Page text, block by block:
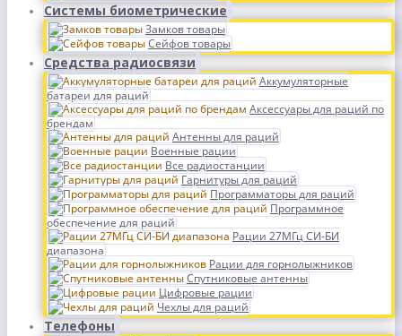
Системы биометрические
Замков товары
Сейфов товары
Средства радиосвязи
Аккумуляторные
батареи для раций
Аксессуары для раций по
брендам
Антенны для раций
Военные рации
Все радиостанции
Гарнитуры для раций
Программаторы для раций
Программное
обеспечение для раций
Рации 27МГц СИ-БИ
диапазона
Рации для горнолыжников
Спутниковые антенны
Цифровые рации
Чехлы для раций
Телефоны